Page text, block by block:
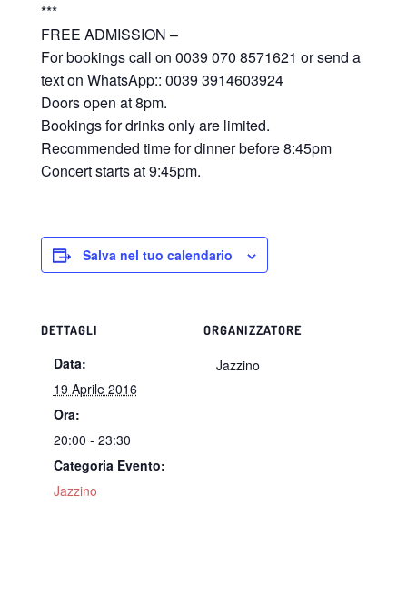
***
FREE ADMISSION –
For bookings call on 0039 070 8571621 or send a
text on WhatsApp:: 0039 3914603924
Doors open at 8pm.
Bookings for drinks only are limited.
Recommended time for dinner before 8:45pm
Concert starts at 9:45pm.
Salva nel tuo calendario
DETTAGLI
Data:
19 Aprile 2016
Ora:
20:00 - 23:30
Categoria Evento:
Jazzino
ORGANIZZATORE
Jazzino